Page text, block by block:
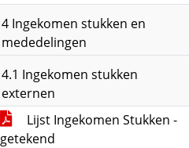
4 Ingekomen stukken en
mededelingen
4.1 Ingekomen stukken
externen
Lijst Ingekomen Stukken -
getekend